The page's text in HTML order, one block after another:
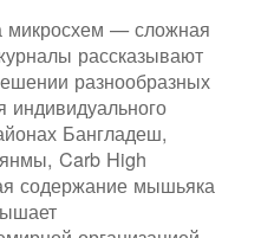
микросхем — сложная
рассказывают
разнообразных
индивидуального
Бангладеш,
Carb High
содержание мышьяка